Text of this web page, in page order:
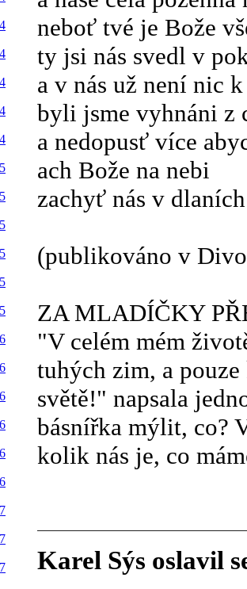
neboť tvé je Bože
ty jsi nás svedl v
a v nás už není nic
byli jsme vyhnáni z
a nedopusť více
ach Bože na nebi
zachyť nás v
(publikováno v
ZA MLADÍČKY
"V celém mém
tuhých zim, a
světě!" napsala
básnířka mýlit, co?
kolik nás je, co
Karel Sýs oslavil